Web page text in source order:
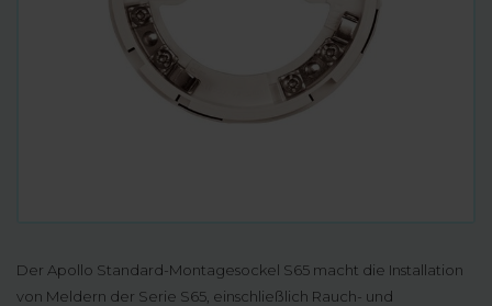
Der Apollo Standard-Montagesockel S65 macht die Installation
von Meldern der Serie S65, einschließlich Rauch- und